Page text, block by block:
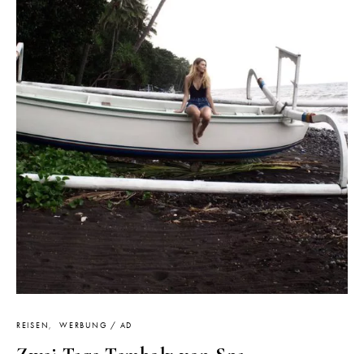
REISEN WERBUNG / AD